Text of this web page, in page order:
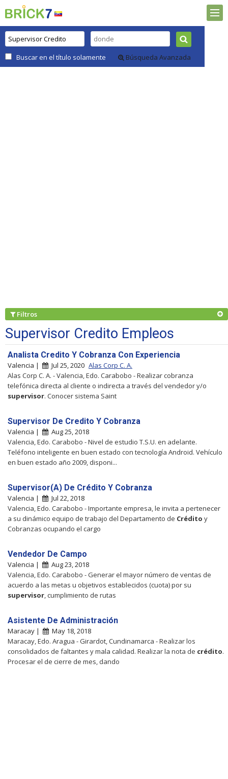
Buscar en el título solamente Búsqueda Avanzada
Filtros
Supervisor Credito Empleos
Analista Credito Y Cobranza Con Experiencia
Valencia | Jul 25, 2020 Alas Corp C. A.
Alas Corp C. A. - Valencia, Edo. Carabobo - Realizar cobranza
telefónica directa al cliente o indirecta a través del vendedor y/o
supervisor. Conocer sistema Saint
Supervisor De Credito Y Cobranza
Valencia |
Aug 25, 2018
Valencia, Edo. Carabobo - Nivel de estudio T.S.U. en adelante.
Teléfono inteligente en buen estado con tecnología Android. Vehículo
en buen estado año 2009, disponi...
Supervisor(A) De Crédito Y Cobranza
Valencia |
Jul 22, 2018
Valencia, Edo. Carabobo - Importante empresa, le invita a pertenecer
a su dinámico equipo de trabajo del Departamento de Crédito y
Cobranzas ocupando el cargo
Vendedor De Campo
Valencia |
Aug 23, 2018
Valencia, Edo. Carabobo - Generar el mayor número de ventas de
acuerdo a las metas u objetivos establecidos (cuota) por su
supervisor , cumplimiento de rutas
Asistente De Administración
Maracay |
May 18, 2018
Maracay, Edo. Aragua - Girardot, Cundinamarca - Realizar los
consolidados de faltantes y mala calidad. Realizar la nota de crédito.
Procesar el de cierre de mes, dando